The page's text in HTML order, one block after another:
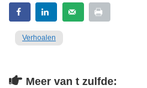
Verhoalen
Meer van t zulfde: